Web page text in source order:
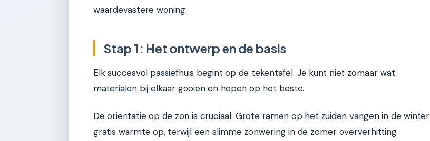
waardevastere woning.
Stap 1: Het ontwerp en de basis
Elk succesvol passiefhuis begint op de tekentafel. Je kunt niet zomaar wat
materialen bij elkaar gooien en hopen op het beste.
De orientatie op de zon is cruciaal. Grote ramen op het zuiden vangen in de winter
gratis warmte op, terwijl een slimme zonwering in de zomer oververhitting